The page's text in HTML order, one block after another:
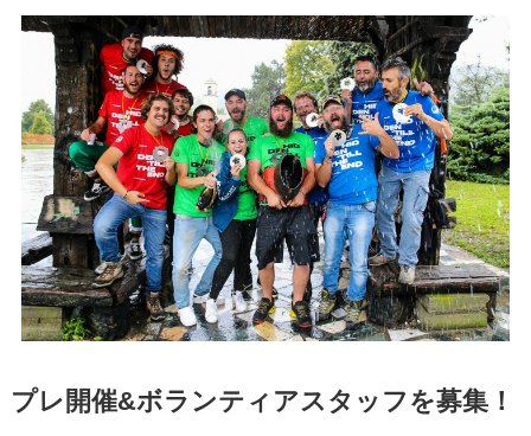
プレ開催&ボランティアスタッフを募集！